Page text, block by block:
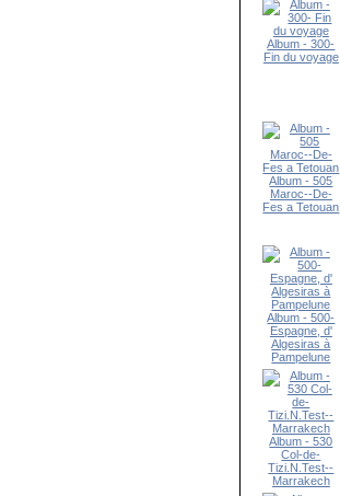
Album - 300-
Fin du voyage
Album - 505
Maroc--De-
Fes a Tetouan
Album - 500-
Espagne, d'
Algesiras à
Pampelune
Album - 530
Col-de-
Tizi.N.Test--
Marrakech